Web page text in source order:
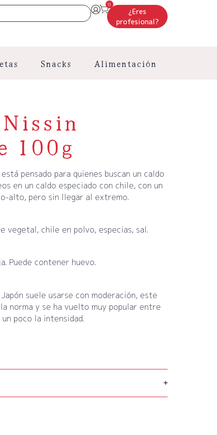
0
¿Eres
profesional?
Snacks
Alimentación
Nissin
100g
pensado para quienes buscan un caldo
en un caldo especiado con chile, con un
alto, pero sin llegar al extremo.
vegetal, chile en polvo, especias, sal.
Puede contener huevo.
suele usarse con moderación, este
norma y se ha vuelto muy popular entre
poco la intensidad.